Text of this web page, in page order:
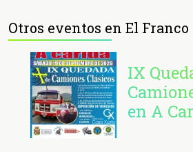
Otros eventos en El Franco
IX
en A